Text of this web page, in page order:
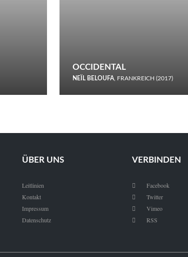
OCCIDENTAL
NEÏL BELOUFA, FRANKREICH (2017)
ÜBER UNS
Leitlinien
Kontakt
Impressum
Datenschutz
VERBINDEN
 Facebook
 Twitter
 Vimeo
 RSS